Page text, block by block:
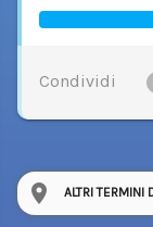
Condividi
ALTRI TERMINI